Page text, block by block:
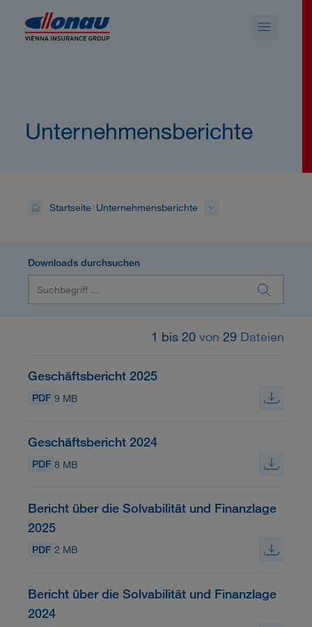
Unternehmensberichte
Startseite Unternehmensberichte
Downloads durchsuchen
1 bis 20 von29 Dateien
Geschäftsbericht 2025
PDF 9 MB
Geschäftsbericht 2024
PDF 8 MB
Bericht über die Solvabilität und Finanzlage
2025
PDF 2 MB
Bericht über die Solvabilität und Finanzlage
2024